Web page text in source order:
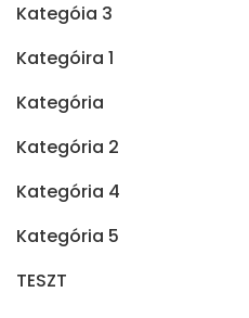
Kategóia 3
Kategóira 1
Kategória
Kategória 2
Kategória 4
Kategória 5
TESZT